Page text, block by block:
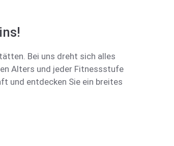
Bei uns dreht sich alles
Alters und jeder Fitnessstufe
und entdecken Sie ein breites